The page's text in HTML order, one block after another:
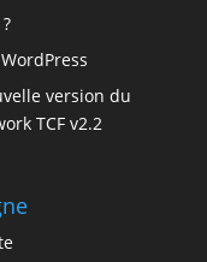
version du
TCF v2.2